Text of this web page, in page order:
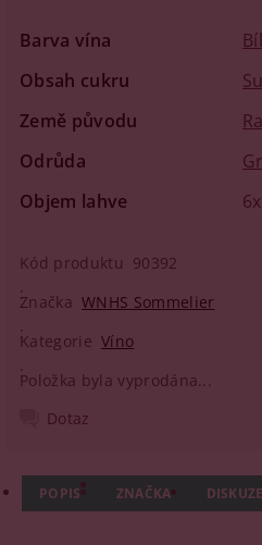
Barva vína
Obsah cukru
Země původu
Odrůda
Objem lahve
Kód produktu 90392
Značka WNHS Sommelier
Kategorie Víno
Položka byla vyprodána...
Dotaz
POPIS ZNAČKA DISKUZE